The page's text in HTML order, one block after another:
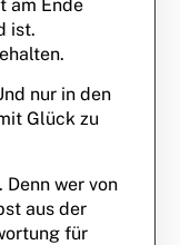
am Ende
ist.
nur in den
Glück zu
wer von
aus der
für